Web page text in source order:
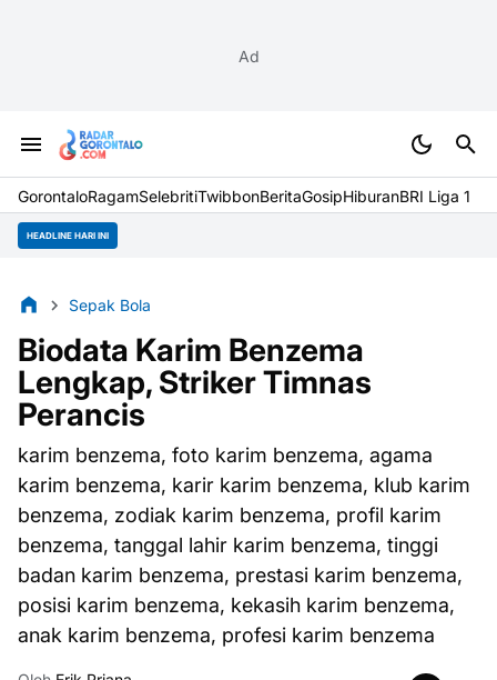
Ad
GorontaloRagamSelebritiTwibbonBeritaGosipHiburanBRI Liga 1
HEADLINE HARI INI
Sepak Bola
Biodata Karim Benzema
Lengkap, Striker Timnas
Perancis
karim benzema, foto karim benzema, agama
karim benzema, karir karim benzema, klub karim
benzema, zodiak karim benzema, profil karim
benzema, tanggal lahir karim benzema, tinggi
badan karim benzema, prestasi karim benzema,
posisi karim benzema, kekasih karim benzema,
anak karim benzema, profesi karim benzema